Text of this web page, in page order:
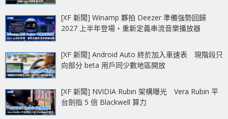
[XF 新聞] Winamp 夥拍 Deezer 準備強勢回歸
2027 上半年登場‧重新定義串流音樂播放器
[XF 新聞] Android Auto 終於加入車速表 現階段只
向部分 beta 用戶同少數地區開放
[XF 新聞] NVIDIA Rubin 架構曝光 Vera Rubin 平
台劍指 5 倍 Blackwell 算力